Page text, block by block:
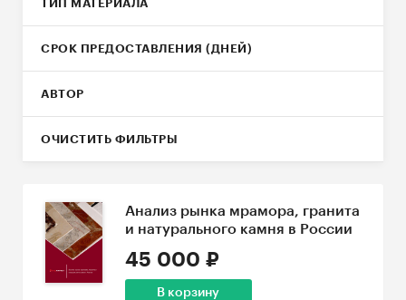
ТИП МАТЕРИАЛА
СРОК ПРЕДОСТАВЛЕНИЯ (ДНЕЙ)
АВТОР
ОЧИСТИТЬ ФИЛЬТРЫ
Анализ рынка мрамора, гранита
и натурального камня в России
45 000 ₽
В корзину